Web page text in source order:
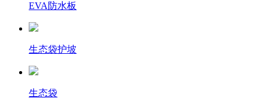
EVA防水板
生态袋护坡
生态袋